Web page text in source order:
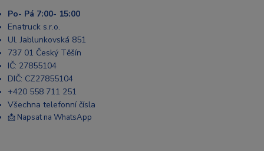
Po- Pá 7:00- 15:00
Enatruck s.r.o.
Ul. Jablunkovská 851
737 01 Český Těšín
IČ: 27855104
DIČ: CZ27855104
+420 558 711 251
Všechna telefonní čísla
📩 Napsat na WhatsApp